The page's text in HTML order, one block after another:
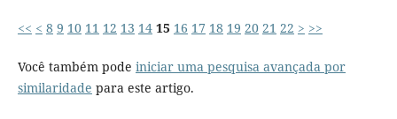
<< < 8 9 10 11 12 13 14 15 16 17 18 19 20 21 22 > >>
Você também pode iniciar uma pesquisa avançada por
similaridade para este artigo.